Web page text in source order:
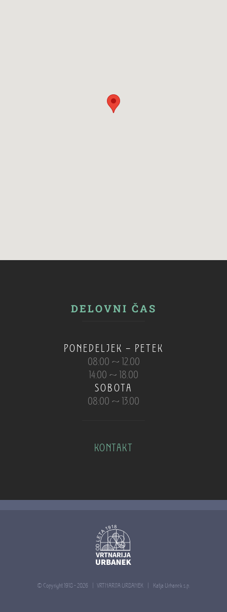
DELOVNI ČAS
PONEDELJEK – PETEK
08:00 ~ 12.00
14:00 ~ 18.00
SOBOTA
08:00 ~ 13.00
KONTAKT
© Copyright 1918 - 2026 | VRTNARIJA URBANEK | Katja Urbanek s.p.